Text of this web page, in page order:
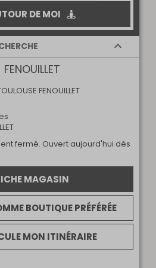
DE MOI
Ouvert le
Parking
FENOUILLET
FENOUILLET
fermé. Ouvert aujourd'hui dès
MAGASIN
BOUTIQUE PRÉFÉRÉE
MON ITINÉRAIRE